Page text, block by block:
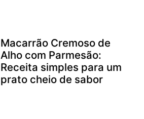
Macarrão Cremoso de
Alho com Parmesão:
Receita simples para um
prato cheio de sabor